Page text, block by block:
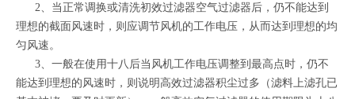
2 、当正常调换或清洗初效过滤器空气过滤器后，仍不能达到
理想的截面风速时，则应调节风机的工作电压，从而达到理想的均
匀风速。
3 、一般在使用十八后当风机工作电压调整到最高点时，仍不
能达到理想的风速时，则说明高效过滤器积尘过多（滤料上滤孔已